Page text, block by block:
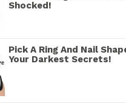
Shocked!
Pick A Ring And Nail
Your Darkest Secrets!